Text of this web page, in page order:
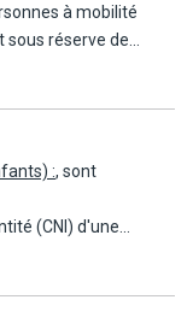
à mobilité
sous réserve de
+ chambre
suite aquatique.
:, sont
(CNI) d'une